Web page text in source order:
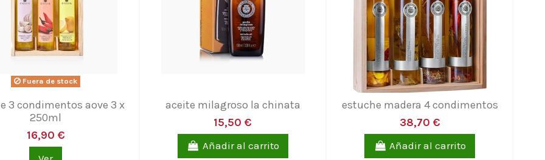
Fuera de stock
3 condimentos aove 3 x
250ml
16,90 €
aceite milagroso la chinata
15,50 €
Añadir al carrito
estuche madera 4 condimentos
38,70 €
Añadir al carrito